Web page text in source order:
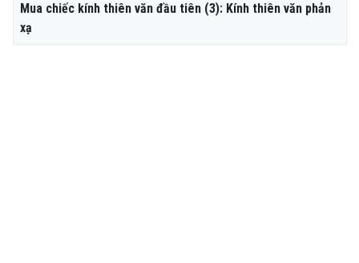
Mua chiếc kính thiên văn đầu tiên (3): Kính thiên văn phản
xạ